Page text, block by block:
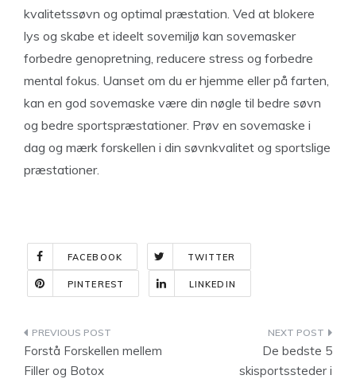
kvalitetssøvn og optimal præstation. Ved at blokere
lys og skabe et ideelt sovemiljø kan sovemasker
forbedre genopretning, reducere stress og forbedre
mental fokus. Uanset om du er hjemme eller på farten,
kan en god sovemaske være din nøgle til bedre søvn
og bedre sportspræstationer. Prøv en sovemaske i
dag og mærk forskellen i din søvnkvalitet og sportslige
præstationer.
FACEBOOK TWITTER
PINTEREST LINKEDIN
Indlægsnavigation
Forstå Forskellen mellem
Filler og Botox
De bedste 5
skisportssteder i